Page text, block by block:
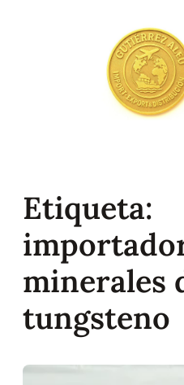
Etiqueta:
minerales
tungsteno